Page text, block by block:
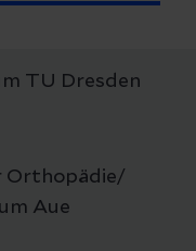
TU Dresden
Orthopädie/
Aue